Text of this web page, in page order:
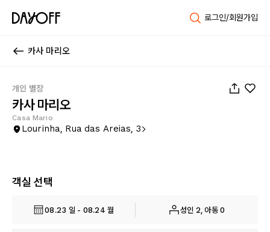
로그인/회원가입
카사 마리오
개인 별장
카사 마리오
Casa Mario
Lourinha, Rua das Areias, 3
객실 선택
08.23 일 - 08.24 월 성인 2, 아동 0